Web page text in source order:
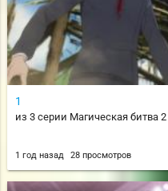
1
из 3 серии Магическая битва
1 год назад 28 просмотров